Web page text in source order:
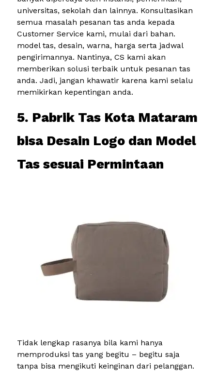
universitas, sekolah dan lainnya. Konsultasikan
semua masalah pesanan tas anda kepada
Customer Service kami, mulai dari bahan.
model tas, desain, warna, harga serta jadwal
pengirimannya. Nantinya, CS kami akan
memberikan solusi terbaik untuk pesanan tas
anda. Jadi, jangan khawatir karena kami selalu
memikirkan kepentingan anda.
5. Pabrik Tas Kota Mataram
bisa Desain Logo dan Model
Tas sesuai Permintaan
Tidak lengkap rasanya bila kami hanya
memproduksi tas yang begitu – begitu saja
tanpa bisa mengikuti keinginan dari pelanggan.